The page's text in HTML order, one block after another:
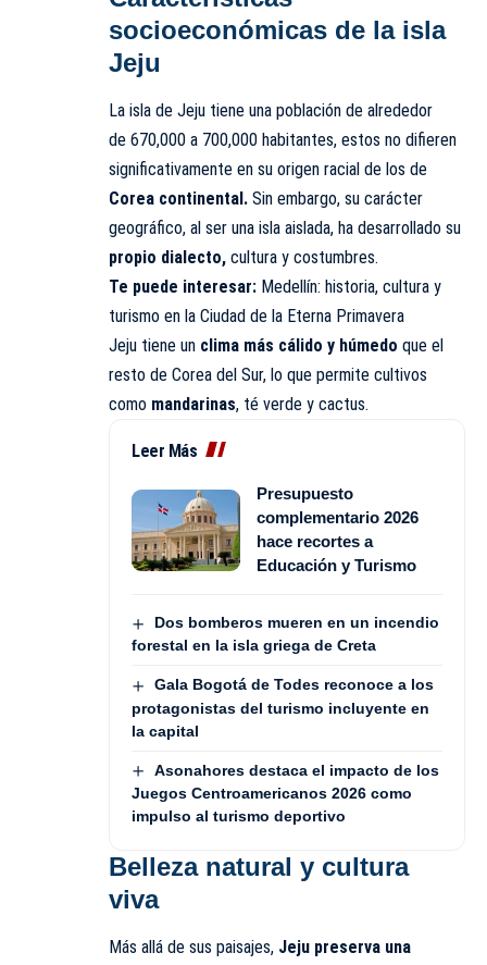
socioeconómicas de la isla
Jeju
La isla de Jeju tiene una población de alrededor
de 670,000 a 700,000 habitantes, estos no difieren
significativamente en su origen racial de los de
Corea continental. Sin embargo, su carácter
geográfico, al ser una isla aislada, ha desarrollado su
propio dialecto, cultura y costumbres.
Te puede interesar: Medellín: historia, cultura y
turismo en la Ciudad de la Eterna Primavera
Jeju tiene un clima más cálido y húmedo que el
resto de Corea del Sur, lo que permite cultivos
como mandarinas, té verde y cactus.
Leer Más
Presupuesto
complementario 2026
hace recortes a
Educación y Turismo
Dos bomberos mueren en un incendio
forestal en la isla griega de Creta
Gala Bogotá de Todes reconoce a los
protagonistas del turismo incluyente en
la capital
Asonahores destaca el impacto de los
Juegos Centroamericanos 2026 como
impulso al turismo deportivo
Belleza natural y cultura
viva
Más allá de sus paisajes, Jeju preserva una